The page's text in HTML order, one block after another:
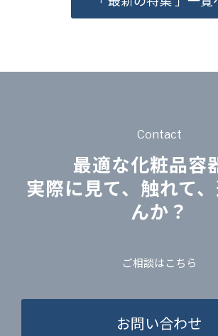
Contact
最適な化粧品容
実際に見て、触れて
んか？
ご相談はこちら
お問い合わせ